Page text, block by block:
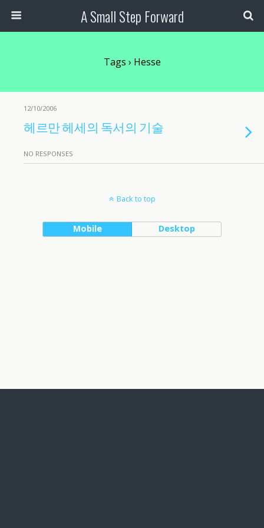
A Small Step Forward
Tags › Hesse
12/10/2006
헤르만 헤세의 독서의 기술
NO RESPONSES
Back to top
Mobile Desktop